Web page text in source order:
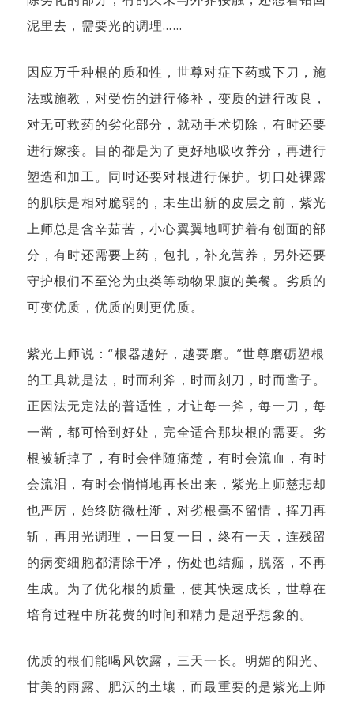
泥里去，需要光的调理……
因应万千种根的质和性，世尊对症下药或下刀，施
法或施教，对受伤的进行修补，变质的进行改良，
对无可救药的劣化部分，就动手术切除，有时还要
进行嫁接。目的都是为了更好地吸收养分，再进行
塑造和加工。同时还要对根进行保护。切口处裸露
的肌肤是相对脆弱的，未生出新的皮层之前，紫光
上师总是含辛茹苦，小心翼翼地呵护着有创面的部
分，有时还需要上药，包扎，补充营养，另外还要
守护根们不至沦为虫类等动物果腹的美餐。劣质的
可变优质，优质的则更优质。
紫光上师说：“根器越好，越要磨。”世尊磨砺塑根
的工具就是法，时而利斧，时而刻刀，时而凿子。
正因法无定法的普适性，才让每一斧，每一刀，每
一凿，都可恰到好处，完全适合那块根的需要。劣
根被斩掉了，有时会伴随痛楚，有时会流血，有时
会流泪，有时会悄悄地再长出来，紫光上师慈悲却
也严厉，始终防微杜渐，对劣根毫不留情，挥刀再
斩，再用光调理，一日复一日，终有一天，连残留
的病变细胞都清除干净，伤处也结痂，脱落，不再
生成。为了优化根的质量，使其快速成长，世尊在
培育过程中所花费的时间和精力是超乎想象的。
优质的根们能喝风饮露，三天一长。明媚的阳光、
甘美的雨露、肥沃的土壤，而最重要的是紫光上师